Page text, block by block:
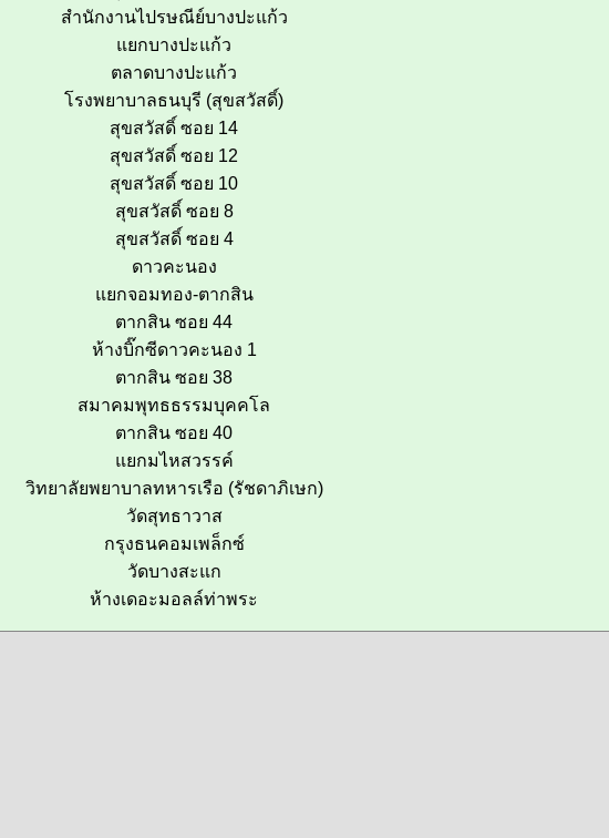
สำนักงานไปรษณีย์บางปะแก้ว
แยกบางปะแก้ว
ตลาดบางปะแก้ว
โรงพยาบาลธนบุรี (สุขสวัสดิ์)
สุขสวัสดิ์ ซอย 14
สุขสวัสดิ์ ซอย 12
สุขสวัสดิ์ ซอย 10
สุขสวัสดิ์ ซอย 8
สุขสวัสดิ์ ซอย 4
ดาวคะนอง
แยกจอมทอง-ตากสิน
ตากสิน ซอย 44
ห้างบิ๊กซีดาวคะนอง 1
ตากสิน ซอย 38
สมาคมพุทธธรรมบุคคโล
ตากสิน ซอย 40
แยกมไหสวรรค์
วิทยาลัยพยาบาลทหารเรือ (รัชดาภิเษก)
วัดสุทธาวาส
กรุงธนคอมเพล็กซ์
วัดบางสะแก
ห้างเดอะมอลล์ท่าพระ